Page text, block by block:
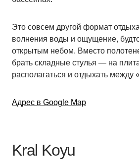
Это совсем другой формат
волнения воды и ощущение,
открытым небом. Вместо
брать складные стулья — на
располагаться и отдыхать между
Адрес в Google Map
Kral Koyu